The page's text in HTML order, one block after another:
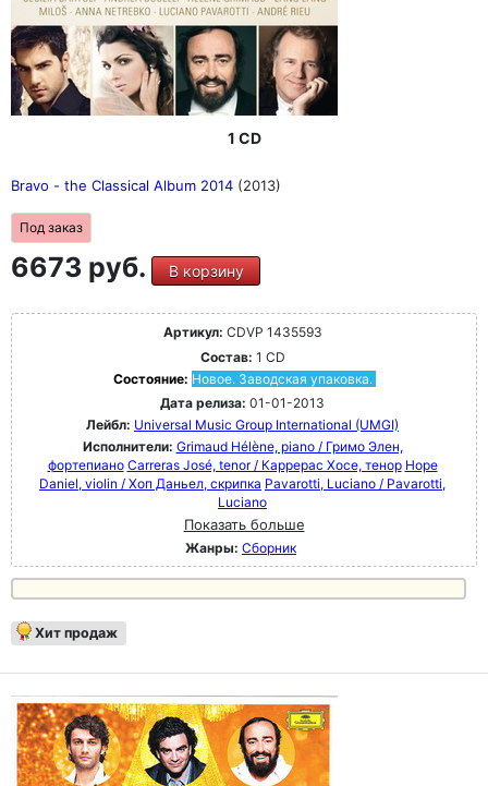
1 CD
Bravo - the Classical Album 2014 (2013)
Под заказ
6673 руб. В корзину
Артикул: CDVP 1435593
Состав: 1 CD
Состояние: Новое. Заводская упаковка.
Дата релиза: 01-01-2013
Лейбл: Universal Music Group International (UMGI)
Исполнители: Grimaud Hélène, piano / Гримо Элен,
фортепиано Carreras José, tenor / Каррерас Хосе, тенор Hope
Daniel, violin / Хоп Даньел, скрипка Pavarotti, Luciano / Pavarotti,
Luciano
Показать больше
Жанры: Сборник
Хит продаж